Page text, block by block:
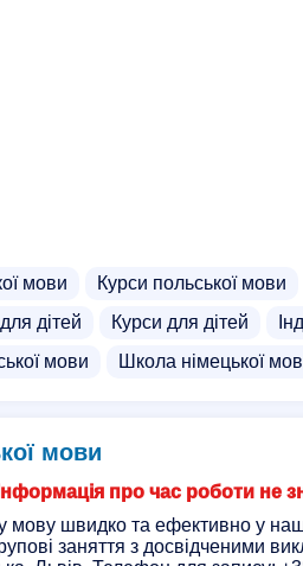
мови Курси польської мови
дітей Курси для дітей
мови Школа німецької
мови
про час роботи не
мову швидко та ефективно у
заняття з досвідченими